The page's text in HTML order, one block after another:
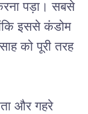
पड़ा। सबसे
इससे कंडोम
को पूरी तरह
और गहरे